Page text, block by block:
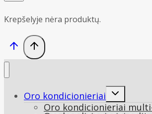
Krepšelyje nėra produktų.
Oro kondicionieriai
Toggle
menu
Oro kondicionieriai